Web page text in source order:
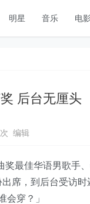
明星 音乐 电
奖 后台无
编辑
最佳华语男歌手
席，到后台受访时
会穿？」